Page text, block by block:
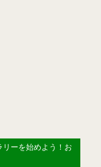
ーを始めよう！お